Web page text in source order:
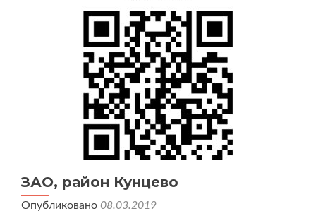
ЗАО, район Кунцево
Опубликовано 08.03.2019